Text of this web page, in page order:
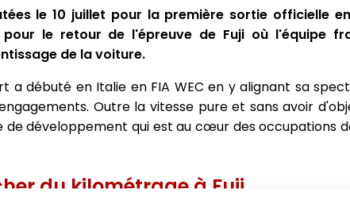
le 10 juillet pour la première sortie officielle
pour le retour de l'épreuve de Fuji où l'équipe
de la voiture.
a débuté en Italie en FIA WEC en y alignant sa
Outre la vitesse pure et sans avoir
développement qui est au cœur des occupations
du kilométrage à Fuji